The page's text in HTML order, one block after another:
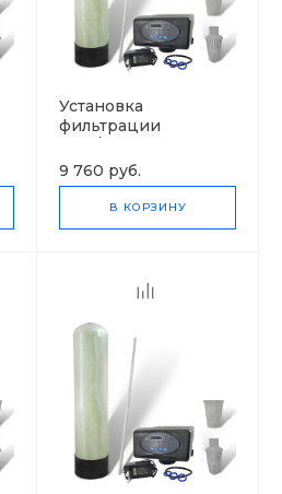
Установка
фильтрации
9 760 руб.
В КОРЗИНУ